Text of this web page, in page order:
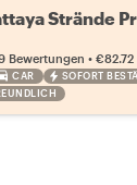
Strände
Bewertungen • €82.72
CAR
SOFORT